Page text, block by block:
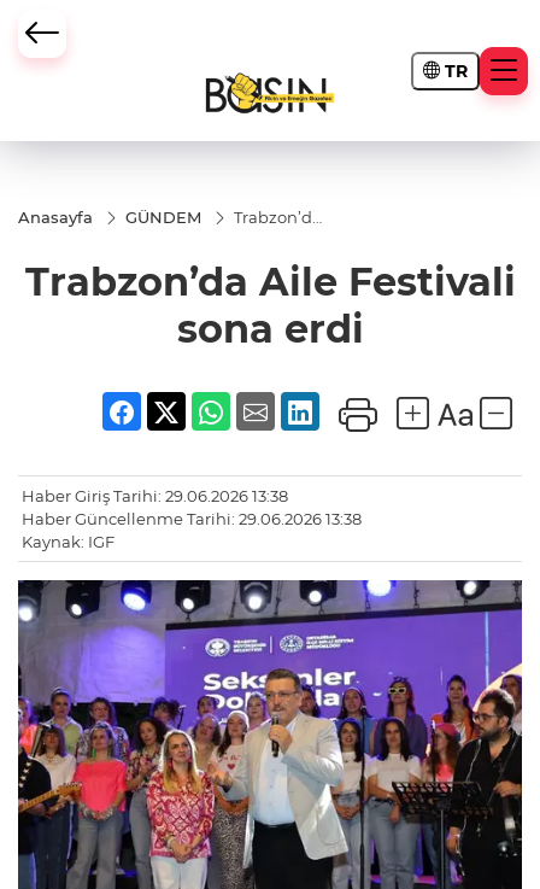
TR
Anasayfa GÜNDEM
Trabzon’da
sona erdi
Trabzon’da Aile Festivali
sona erdi
Haber Giriş Tarihi: 29.06.2026 13:38
Haber Güncellenme Tarihi: 29.06.2026 13:38
Kaynak: IGF